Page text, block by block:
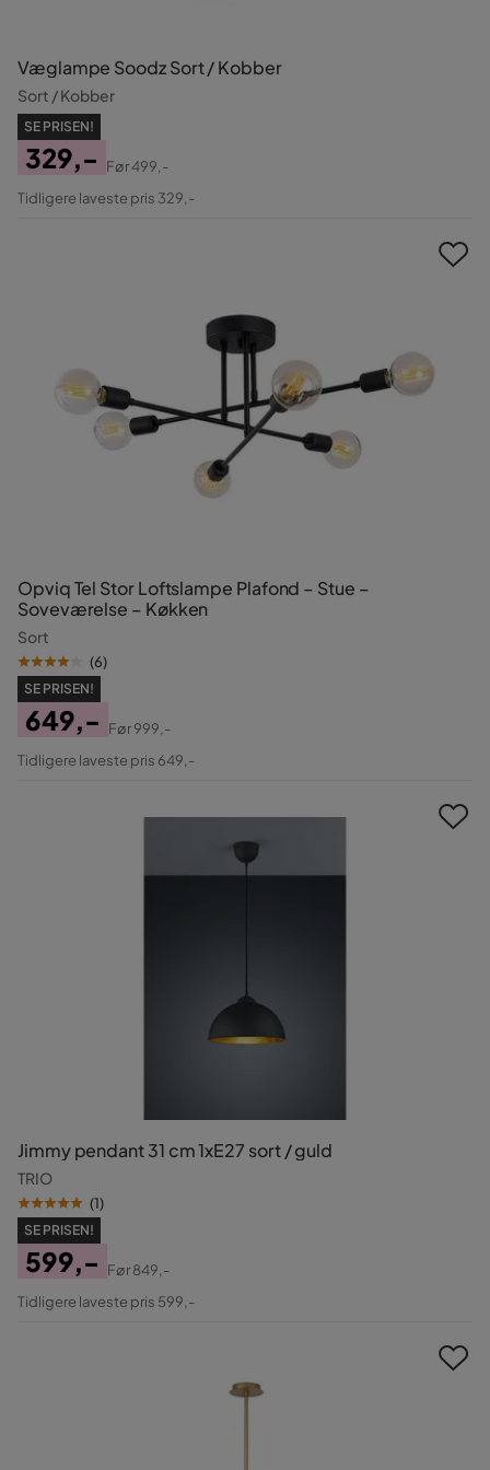
Væglampe Soodz Sort / Kobber
Sort / Kobber
SE PRISEN!
Pris
329,-
Original
Før499,-
Tidligere laveste pris 329,-
Opviq Tel Stor Loftslampe Plafond – Stue –
Soveværelse – Køkken
Sort
(6)
SE PRISEN!
Pris
649,-
Original
Før999,-
Tidligere laveste pris 649,-
Jimmy pendant 31 cm 1xE27 sort / guld
TRIO
(1)
SE PRISEN!
Pris
599,-
Original
Før849,-
Tidligere laveste pris 599,-